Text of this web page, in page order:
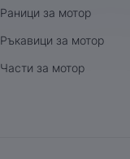
Раници за мотор
Ръкавици за мотор
Части за мотор